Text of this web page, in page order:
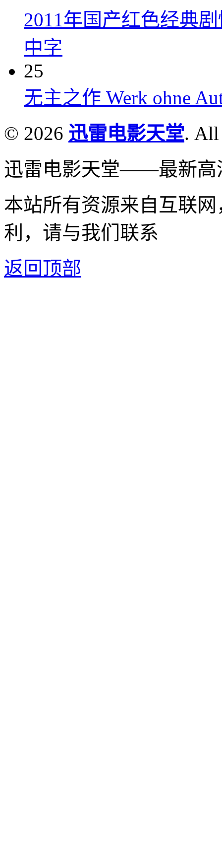
2011年国产红色经典
中字
25
无主之作 Werk ohne
© 2026 迅雷电影天堂. All
迅雷电影天堂——最新高
本站所有资源来自互联
利，请与我们联系
返回顶部